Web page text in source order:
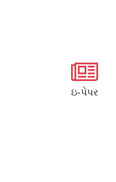
ઇ-પેપર